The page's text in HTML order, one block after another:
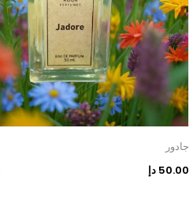
جادور
50.00 دإ